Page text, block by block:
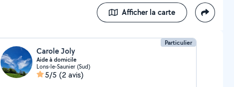
Afficher la carte
Particulier
Carole Joly
Aide à domicile
Lons-le-Saunier (Sud)
5/5 (2 avis)